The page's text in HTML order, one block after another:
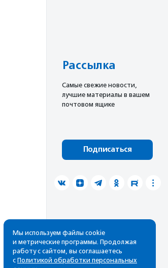
Рассылка
Cамые свежие новости,
лучшие материалы в вашем
почтовом ящике
Подписаться
Мы используем файлы cookie
и метрические программы. Продолжая
работу с сайтом, вы соглашаетесь
с Политикой обработки персональных